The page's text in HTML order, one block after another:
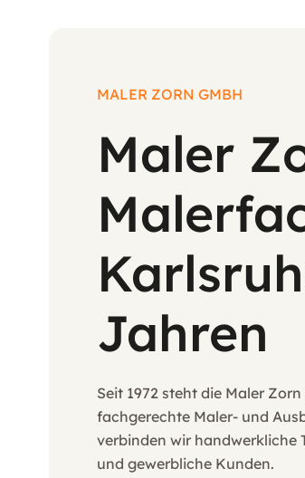
MALER ZORN GMBH
Maler
Jahren
Seit 1972 steht die Maler
fachgerechte Maler- und
verbinden wir handwerkliche
und gewerbliche Kunden.